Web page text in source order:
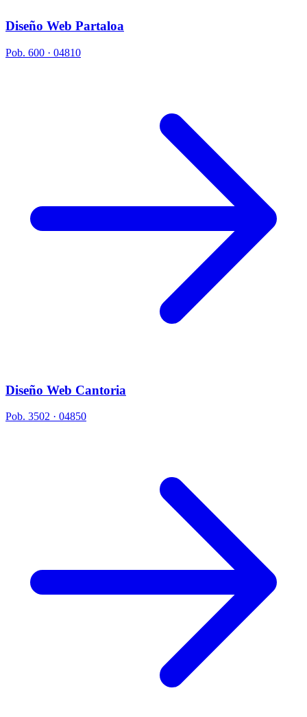
Diseño Web Partaloa
Pob. 600 · 04810
Diseño Web Cantoria
Pob. 3502 · 04850